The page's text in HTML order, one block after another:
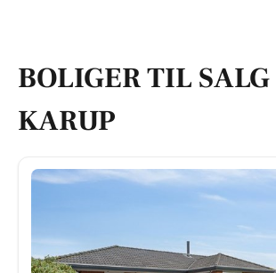
BOLIGER TIL
KARUP